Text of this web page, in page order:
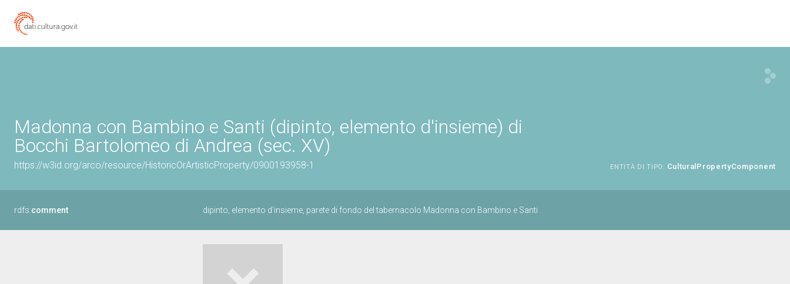
Madonna con Bambino e Santi (dipinto, elemento d'insieme) di
Bocchi Bartolomeo di Andrea (sec. XV)
https://w3id.org/arco/resource/HistoricOrArtisticProperty/0900193958-1 ENTITÀ DI TIPO: CulturalPropertyComponent
rdfs:comment dipinto, elemento d'insieme, parete di fondo del tabernacolo Madonna con Bambino e Santi